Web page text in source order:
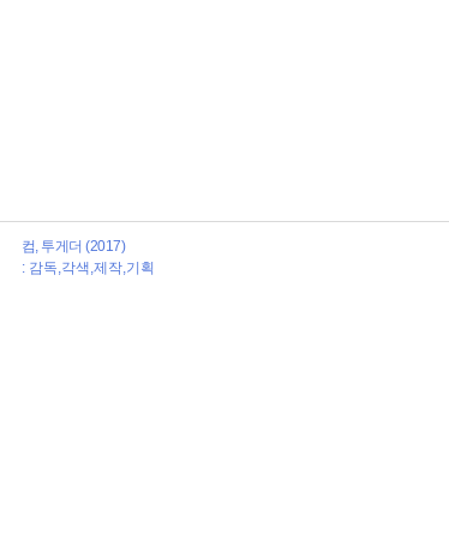
컴, 투게더 (2017)
: 감독,각색,제작,기획